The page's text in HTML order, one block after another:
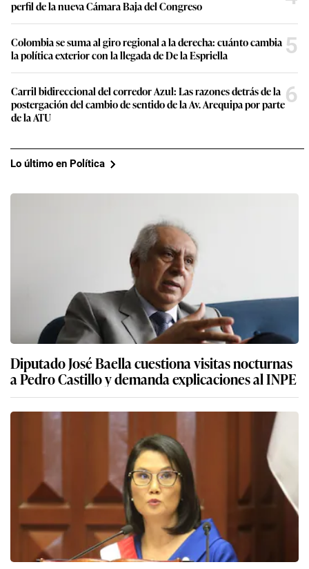
perfil de la nueva Cámara Baja del Congreso
Colombia se suma al giro regional a la derecha: cuánto cambia
la política exterior con la llegada de De la Espriella
5
Carril bidireccional del corredor Azul: Las razones detrás de la
postergación del cambio de sentido de la Av. Arequipa por parte
de la ATU
6
Lo último en Política
Diputado José Baella cuestiona visitas nocturnas
a Pedro Castillo y demanda explicaciones al INPE